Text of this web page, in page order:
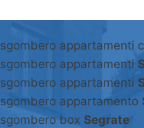
sgombero appartamenti
sgombero appartamenti
sgombero appartamenti
sgombero appartamento
sgombero box Segrate